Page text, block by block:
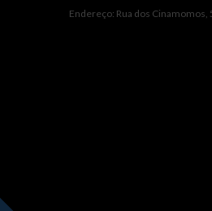
Endereço: Rua dos Cinamomos,